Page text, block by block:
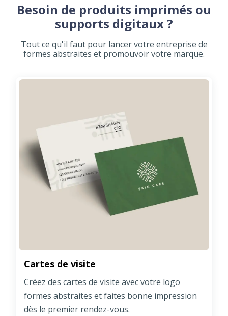
Besoin de produits imprimés ou
supports digitaux ?
Tout ce qu'il faut pour lancer votre entreprise de
formes abstraites et promouvoir votre marque.
Cartes de visite
Créez des cartes de visite avec votre logo
formes abstraites et faites bonne impression
dès le premier rendez-vous.